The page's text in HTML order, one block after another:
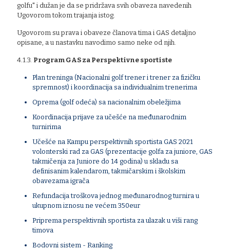
golfu" i dužan je da se pridržava svih obaveza navedenih
Ugovorom tokom trajanja istog.
Ugovorom su prava i obaveze članova tima i GAS detaljno
opisane, a u nastavku navodimo samo neke od njih.
4.1.3. Program GAS za Perspektivne sportiste
Plan treninga (Nacionalni golf trener i trener za fizičku
spremnost) i koordinacija sa individualnim trenerima
Oprema (golf odeća) sa nacionalnim obeležjima
Koordinacija prijave za učešće na međunarodnim
turnirima
Učešće na Kampu perspektivnih sportista GAS 2021
volonterski rad za GAS (prezentacije golfa za juniore, GAS
takmičenja za Juniore do 14 godina) u skladu sa
definisanim kalendarom, takmičarskim i školskim
obavezama igrača
Refundacija troškova jednog međunarodnog turnira u
ukupnom iznosu ne većem 350eur
Priprema perspektivnih sportista za ulazak u viši rang
timova
Bodovni sistem - Ranking